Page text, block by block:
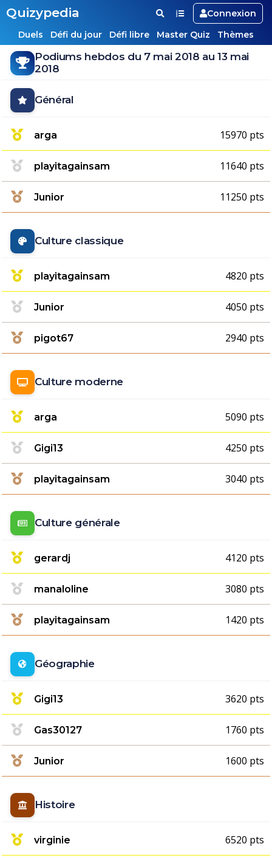
Quizypedia
Connexion
Duels
Défi du jour Défi libre Master Quiz Thèmes
Podiums hebdos du 7 mai 2018 au 13 mai
2018
Général
arga 15970 pts
playitagainsam 11640 pts
Junior 11250 pts
Culture classique
playitagainsam 4820 pts
Junior 4050 pts
pigot67 2940 pts
Culture moderne
arga 5090 pts
Gigi13 4250 pts
playitagainsam 3040 pts
Culture générale
gerardj 4120 pts
manaloline 3080 pts
playitagainsam 1420 pts
Géographie
Gigi13 3620 pts
Gas30127 1760 pts
Junior 1600 pts
Histoire
virginie 6520 pts